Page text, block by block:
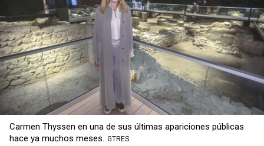
Carmen Thyssen en una de sus últimas apariciones públicas
hace ya muchos meses. GTRES